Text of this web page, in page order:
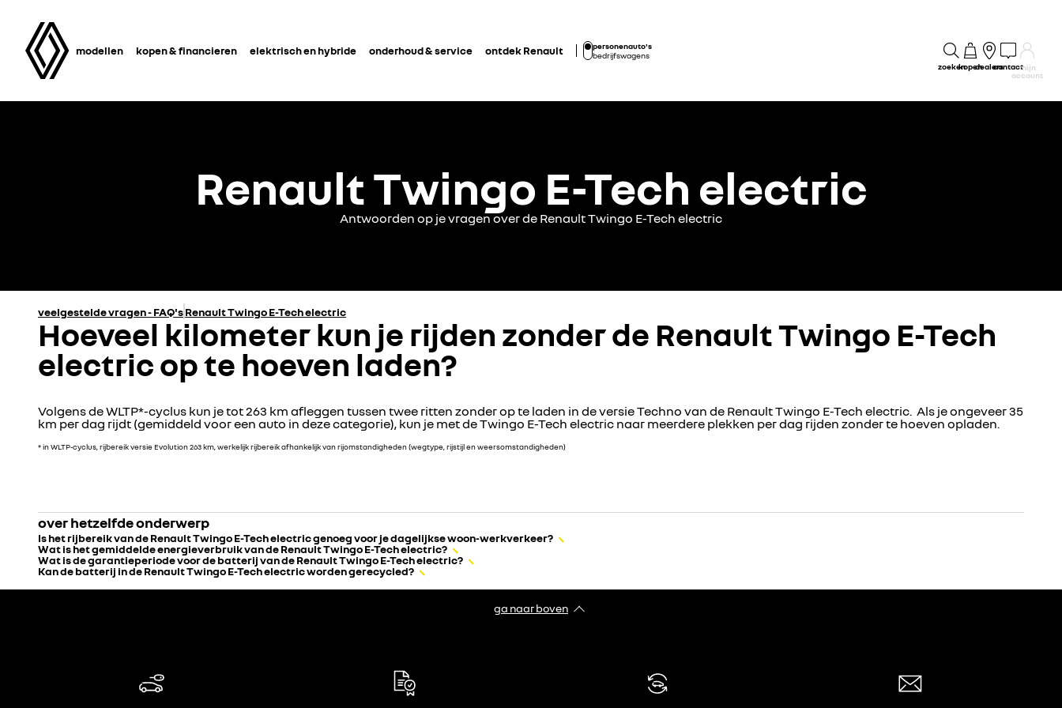
modellen kopen & financieren elektrisch en hybride onderhoud & service ontdek Renault
personenauto's
bedrijfswagens
zoekenkopendealerscontactmijn
account
Renault Twingo E-Tech electric
Antwoorden op je vragen over de Renault Twingo E-Tech electric
veelgestelde vragen - FAQ'sRenault Twingo E-Tech electric
Hoeveel kilometer kun je rijden zonder de Renault Twingo E-Tech
electric op te hoeven laden?
Volgens de WLTP*-cyclus kun je tot 263 km afleggen tussen twee ritten zonder op te laden in de versie Techno van de Renault Twingo E-Tech electric. Als je ongeveer 35
km per dag rijdt (gemiddeld voor een auto in deze categorie), kun je met de Twingo E-Tech electric naar meerdere plekken per dag rijden zonder te hoeven opladen.
* in WLTP-cyclus, rijbereik versie Evolution 263 km, werkelijk rijbereik afhankelijk van rijomstandigheden (wegtype, rijstijl en weersomstandigheden)
over hetzelfde onderwerp
Is het rijbereik van de Renault Twingo E-Tech electric genoeg voor je dagelijkse woon-werkverkeer?
Wat is het gemiddelde energieverbruik van de Renault Twingo E-Tech electric?
Wat is de garantieperiode voor de batterij van de Renault Twingo E-Tech electric?
Kan de batterij in de Renault Twingo E-Tech electric worden gerecycled?
ga naar boven